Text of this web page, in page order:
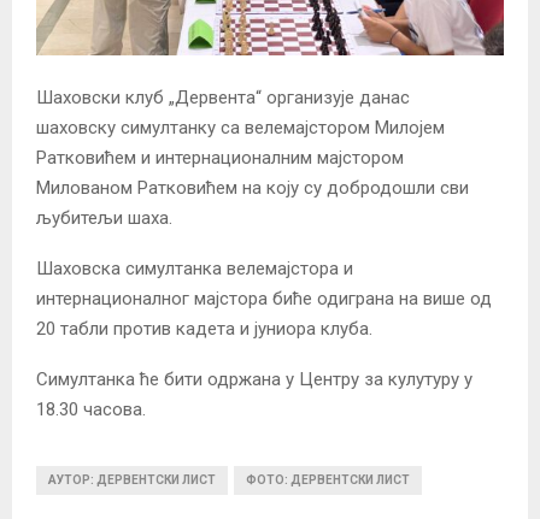
Шаховски клуб „Дервента“ организује данас
шаховску симултанку са велемајстором Милојем
Ратковићем и интернационалним мајстором
Милованом Ратковићем на коју су добродошли сви
љубитељи шаха.
Шаховска симултанка велемајстора и
интернационалног мајстора биће одиграна на више од
20 табли против кадета и јуниора клуба.
Симултанка ће бити одржана у Центру за кулутуру у
18.30 часова.
АУТОР: ДЕРВЕНТСКИ ЛИСТ ФОТО: ДЕРВЕНТСКИ ЛИСТ